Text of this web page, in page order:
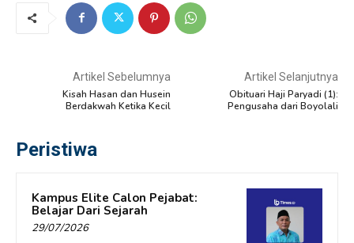
Artikel Sebelumnya
Kisah Hasan dan Husein
Berdakwah Ketika Kecil
Artikel Selanjutnya
Obituari Haji Paryadi (1):
Pengusaha dari Boyolali
Peristiwa
Kampus Elite Calon Pejabat:
Belajar Dari Sejarah
29/07/2026